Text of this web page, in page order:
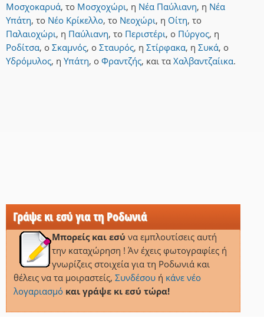
Μοσχοκαρυά, το Μοσχοχώρι, η Νέα Παύλιανη, η Νέα
Υπάτη, το Νέο Κρίκελλο, το Νεοχώρι, η Οίτη, το
Παλαιοχώρι, η Παύλιανη, το Περιστέρι, ο Πύργος, η
Ροδίτσα, ο Σκαμνός, ο Σταυρός, η Στίρφακα, η Συκά, ο
Υδρόμυλος, η Υπάτη, ο Φραντζής, και τα Χαλβαντζαίικα.
Γράψε κι εσύ για τη Ροδωνιά
Μπορείς και εσύ να εμπλουτίσεις αυτή
την καταχώρηση ! Άν έχεις φωτογραφίες ή
γνωρίζεις στοιχεία για τη Ροδωνιά και
θέλεις να τα μοιραστείς, Συνδέσουή κάνε νέο
λογαριασμό και γράψε κι εσύ τώρα!